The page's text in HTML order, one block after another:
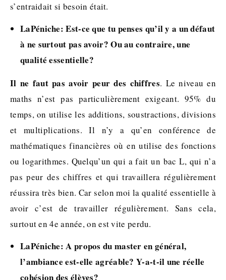
s’entraidait si besoin était.
LaPéniche: Est-ce que tu penses qu’il y a un défaut
à ne surtout pas avoir? Ou au contraire, une
qualité essentielle?
Il ne faut pas avoir peur des chiffres. Le niveau en
maths n’est pas particulièrement exigeant. 95% du
temps, on utilise les additions, soustractions, divisions
et multiplications. Il n’y a qu’en conférence de
mathématiques financières où en utilise des fonctions
ou logarithmes. Quelqu’un qui a fait un bac L, qui n’a
pas peur des chiffres et qui travaillera régulièrement
réussira très bien. Car selon moi la qualité essentielle à
avoir c’est de travailler régulièrement. Sans cela,
surtout en 4e année, on est vite perdu.
LaPéniche: A propos du master en général,
l’ambiance est-elle agréable? Y-a-t-il une réelle
cohésion des élèves?